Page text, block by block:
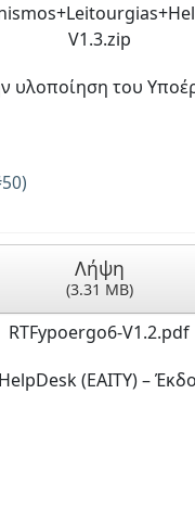
V1.3.zip
υλοποίηση του
Λήψη
(3.31 MB)
RTFypoergo6-V1.2.pdf
(EAITY) –